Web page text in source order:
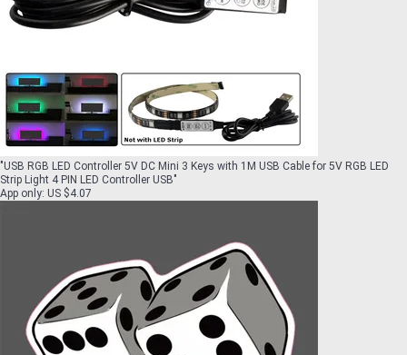
"USB RGB LED Controller 5V DC Mini 3 Keys with 1M USB Cable for 5V RGB LED
Strip Light 4 PIN LED Controller USB"
App only: US $4.07